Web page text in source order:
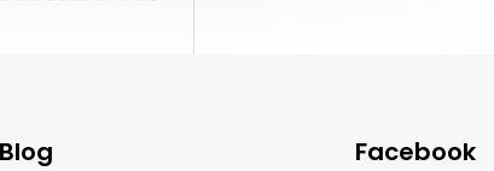
Blog Facebook